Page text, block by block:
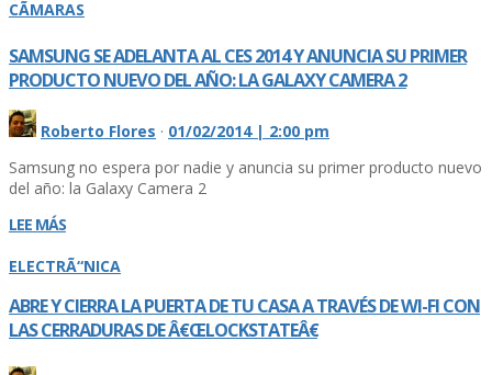
CÃMARAS
SAMSUNG SE ADELANTA AL CES 2014 Y ANUNCIA SU PRIMER
PRODUCTO NUEVO DEL AÑO: LA GALAXY CAMERA 2
Roberto Flores · 01/02/2014 | 2:00 pm
Samsung no espera por nadie y anuncia su primer producto nuevo
del año: la Galaxy Camera 2
LEE MÁS
ELECTRÃ“NICA
ABRE Y CIERRA LA PUERTA DE TU CASA A TRAVÉS DE WI-FI CON
LAS CERRADURAS DE Â€ŒLOCKSTATEÂ€